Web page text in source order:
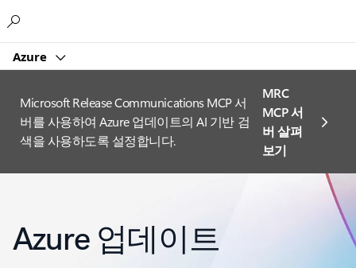
Azure
Microsoft Release Communications MCP 서
버를 사용하여 Azure 업데이트의 AI 기반 검
색을 사용하도록 설정합니다.
MRC
MCP 서
버 살펴
보기
Azure 업데이트